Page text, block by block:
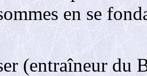
en se
(entraîneur du